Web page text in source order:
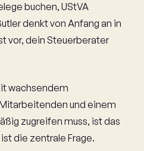
buchen, UStVA
denkt von Anfang an in
vor, dein Steuerberater
wachsendem
und einem
zugreifen muss, ist das
die zentrale Frage.